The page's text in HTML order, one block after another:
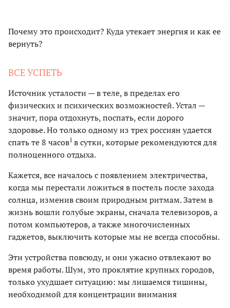
Почему это происходит? Куда утекает энергия и как ее
вернуть?
ВСЕ УСПЕТЬ
Источник усталости — в теле, в пределах его
физических и психических возможностей. Устал —
значит, пора отдохнуть, поспать, если дорого
здоровье. Но только одному из трех россиян удается
спать те 8 часов1 в сутки, которые рекомендуются для
полноценного отдыха.
Кажется, все началось с появлением электричества,
когда мы перестали ложиться в постель после захода
солнца, изменив своим природным ритмам. Затем в
жизнь вошли голубые экраны, сначала телевизоров, а
потом компьютеров, а также многочисленных
гаджетов, выключить которые мы не всегда способны.
Эти устройства повсюду, и они ужасно отвлекают во
время работы. Шум, это проклятие крупных городов,
только ухудшает ситуацию: мы лишаемся тишины,
необходимой для концентрации внимания